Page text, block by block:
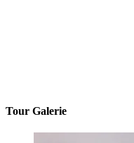
Tour Galerie